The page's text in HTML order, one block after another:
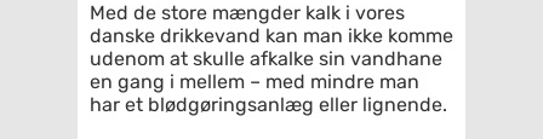
Med de store mængder kalk i vores
danske drikkevand kan man ikke komme
udenom at skulle afkalke sin vandhane
en gang i mellem – med mindre man
har et blødgøringsanlæg eller lignende.